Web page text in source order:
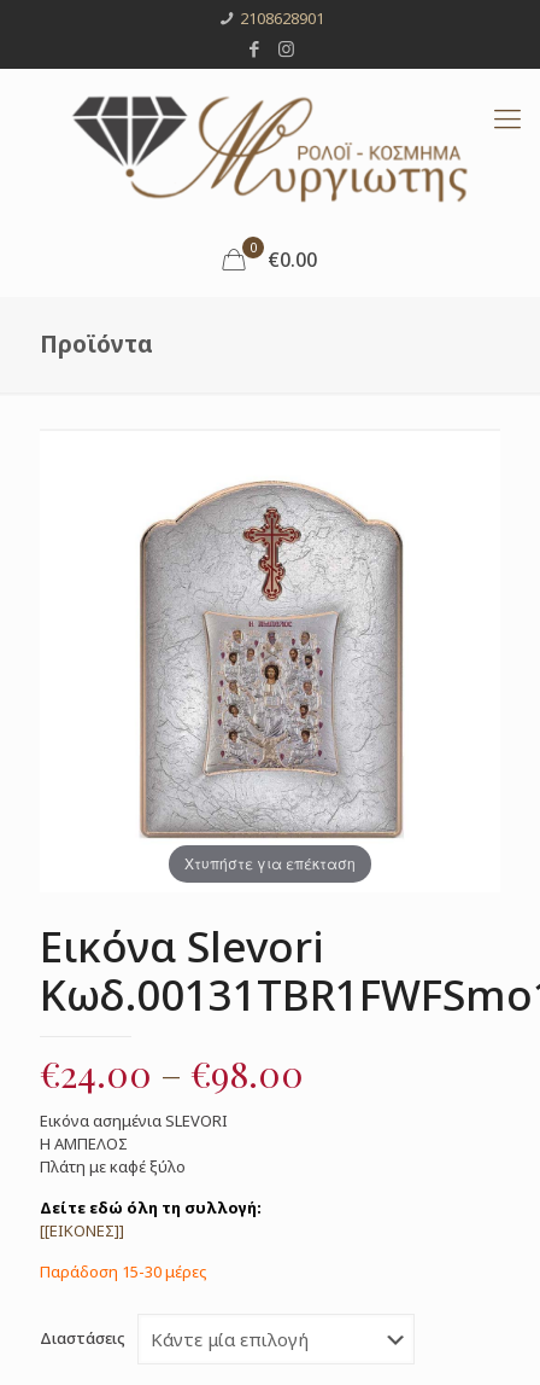
2108628901
0 €0.00
Προϊόντα
Χτυπήστε για επέκταση
Εικόνα Slevori
€24.00 – €98.00
Εικόνα ασημένια SLEVORI
Η ΑΜΠΕΛΟΣ
Πλάτη με καφέ ξύλο
Δείτε εδώ όλη τη συλλογή:
[[ΕΙΚΟΝΕΣ]]
Παράδοση 15-30 μέρες
Διαστάσεις